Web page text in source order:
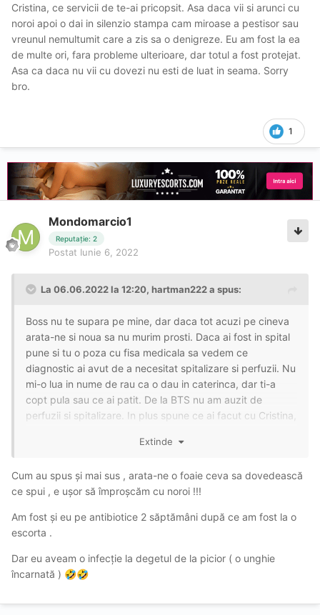
Cristina, ce servicii de te-ai pricopsit. Asa daca vii si arunci cu
noroi apoi o dai in silenzio stampa cam miroase a pestisor sau
vreunul nemultumit care a zis sa o denigreze. Eu am fost la ea
de multe ori, fara probleme ulterioare, dar totul a fost protejat.
Asa ca daca nu vii cu dovezi nu esti de luat in seama. Sorry
bro.
1
Mondomarcio1
Reputație: 2
Postat Iunie 6, 2022
La 06.06.2022 la 12:20, hartman222a spus:
Boss nu te supara pe mine, dar daca tot acuzi pe cineva
arata-ne si noua sa nu murim prosti. Daca ai fost in spital
pune si tu o poza cu fisa medicala sa vedem ce
diagnostic ai avut de a necesitat spitalizare si perfuzii. Nu
mi-o lua in nume de rau ca o dau in caterinca, dar ti-a
copt pula sau ce ai patit. De la BTS nu am auzit de
perfuzii si spitalizare. In plus spune ce ai facut cu Cristina,
noroi apoi o dai in silenzio stampa cam miroase a pestisor
fost la ea de multe ori, fara probleme ulterioare, dar totul
a fost protejat. Asa ca daca nu vii cu dovezi nu esti de
Extinde
Cum au spus și mai sus , arata-ne o foaie ceva sa dovedească
ce spui , e ușor să împroșcăm cu noroi !!!
Am fost și eu pe antibiotice 2 săptămâni după ce am fost la o
escorta .
Dar eu aveam o infecție la degetul de la picior ( o unghie
încarnată ) 🤣🤣